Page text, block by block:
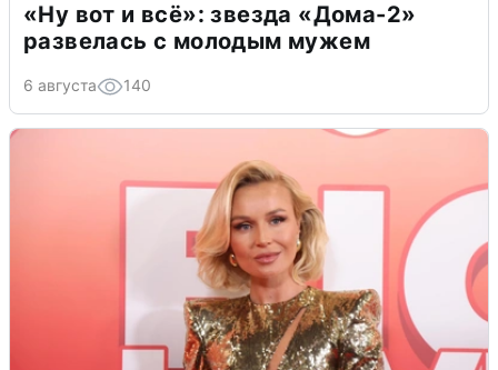
«Ну вот и всё»: звезда «Дома-2»
развелась с молодым мужем
6 августа 140